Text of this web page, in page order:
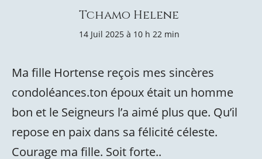
Tchamo Helene
14 Juil 2025 à 10 h 22 min
Ma fille Hortense reçois mes sincères
condoléances.ton époux était un homme
bon et le Seigneurs l’a aimé plus que. Qu’il
repose en paix dans sa félicité céleste.
Courage ma fille. Soit forte..